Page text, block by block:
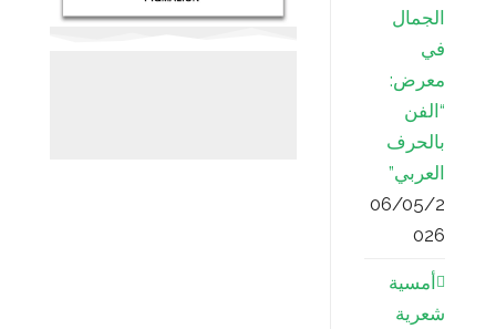
الجمال
في
معرض:
“الفن
بالحرف
العربي”
06/05/2
026
أمسية
شعرية